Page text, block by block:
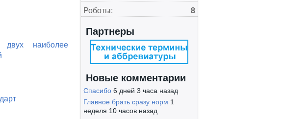
двух наиболее
Роботы:
8
Партнеры
Новые комментарии
Спасибо 6 дней 3 часа назад
Главное брать сразу норм 1
неделя 10 часов назад